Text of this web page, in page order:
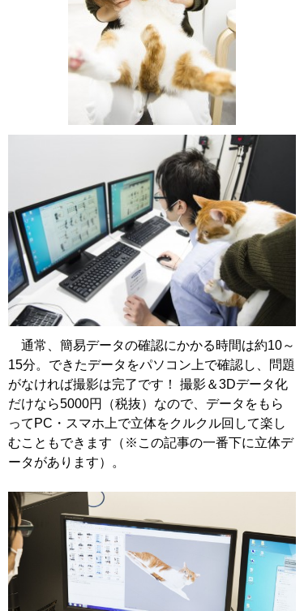
通常、簡易データの確認にかかる時間は約10～
15分。できたデータをパソコン上で確認し、問題
がなければ撮影は完了です！ 撮影＆3Dデータ化
だけなら5000円（税抜）なので、データをもら
ってPC・スマホ上で立体をクルクル回して楽し
むこともできます（※この記事の一番下に立体デ
ータがあります）。